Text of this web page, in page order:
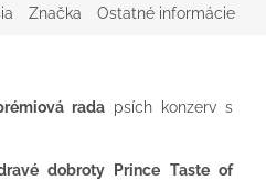
Značka Ostatné informácie
rada psích konzerv s
dobroty Prince Taste of